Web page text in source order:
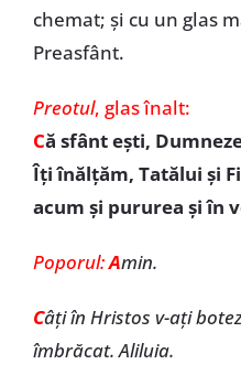
chemat; şi cu un glas
Preasfânt.
Preotul, glas înalt:
Că sfânt eşti,
Îţi înălţăm, Tatălui şi
acum şi pururea și în
Poporul:Amin.
Câți în Hristos v-ați
îmbrăcat. Aliluia.